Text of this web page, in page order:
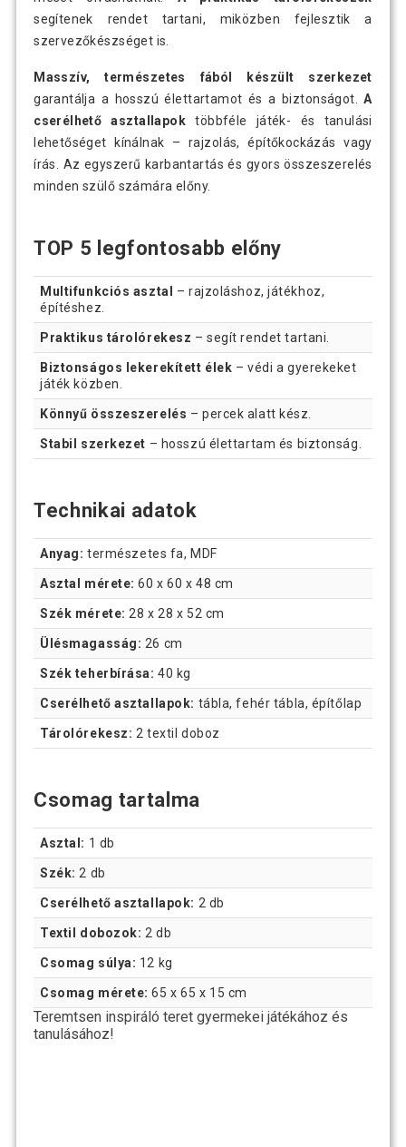
segítenek rendet tartani, miközben fejlesztik a
szervezőkészséget is.
Masszív, természetes fából készült szerkezet
garantálja a hosszú élettartamot és a biztonságot.A
cserélhető asztallapok többféle játék- és tanulási
lehetőséget kínálnak – rajzolás, építőkockázás vagy
írás. Az egyszerű karbantartás és gyors összeszerelés
minden szülő számára előny.
TOP 5 legfontosabb előny
Multifunkciós asztal
– rajzoláshoz, játékhoz,
építéshez.
Praktikus tárolórekesz – segít rendet tartani.
Biztonságos lekerekített élek – védi a gyerekeket
játék közben.
Könnyű összeszerelés – percek alatt kész.
Stabil szerkezet – hosszú élettartam és biztonság.
Technikai adatok
Anyag: természetes fa, MDF
Asztal mérete: 60 x 60 x 48 cm
Szék mérete: 28 x 28 x 52 cm
Ülésmagasság: 26 cm
Szék teherbírása: 40 kg
Cserélhető asztallapok: tábla, fehér tábla, építőlap
Tárolórekesz: 2 textil doboz
Csomag tartalma
Asztal: 1 db
Szék: 2 db
Cserélhető asztallapok: 2 db
Textil dobozok: 2 db
Csomag súlya: 12 kg
Csomag mérete: 65 x 65 x 15 cm
Teremtsen inspiráló teret gyermekei játékához és
tanulásához!